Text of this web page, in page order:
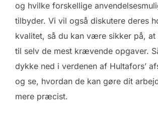
og hvilke forskellige
tilbyder. Vi vil også diskutere deres
kvalitet, så du kan være sikker på,
til selv de mest krævende opgaver.
dykke ned i verdenen af Hultafors’
og se, hvordan de kan gøre dit
mere præcist.